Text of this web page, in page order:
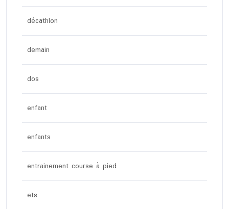
décathlon
demain
dos
enfant
enfants
entrainement course à pied
ets